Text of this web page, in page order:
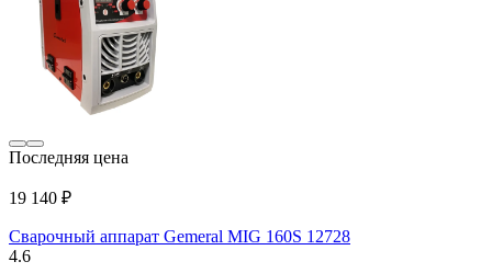
Последняя цена
19 140 ₽
Сварочный аппарат Gemeral MIG 160S 12728
4.6